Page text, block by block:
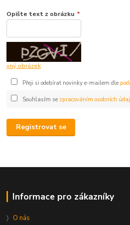
Opište text z obrázku *
jiný obrázek
Přeji si odebírat novinky e-mailem dle
Souhlasím se zpracováním osobních
Registrovat se
Informace pro zákazníky
〉 O nás